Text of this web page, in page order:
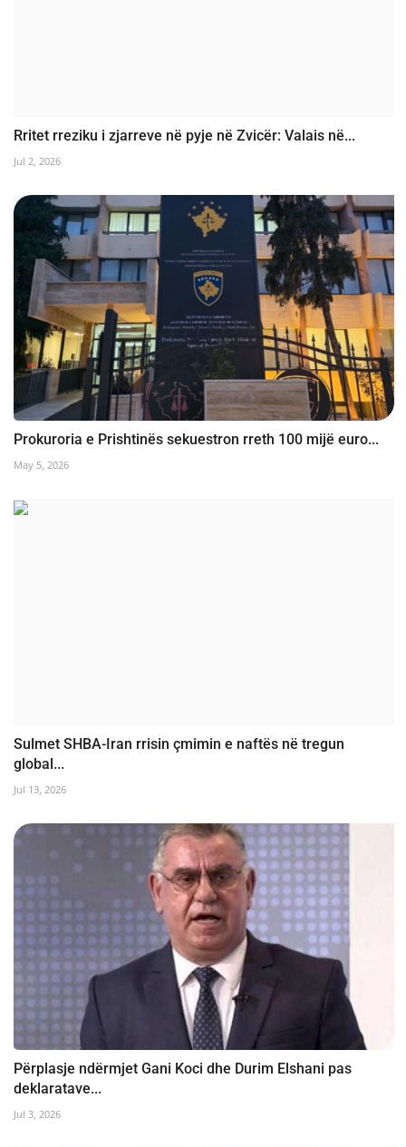
Rritet rreziku i zjarreve në pyje në Zvicër: Valais në...
Jul 2, 2026
Prokuroria e Prishtinës sekuestron rreth 100 mijë euro...
May 5, 2026
Sulmet SHBA-Iran rrisin çmimin e naftës në tregun
global...
Jul 13, 2026
Përplasje ndërmjet Gani Koci dhe Durim Elshani pas
deklaratave...
Jul 3, 2026